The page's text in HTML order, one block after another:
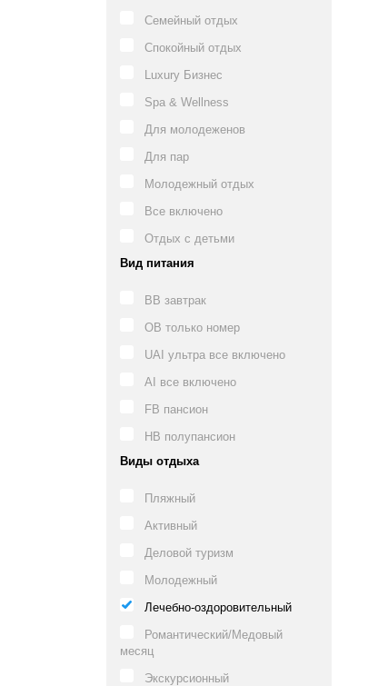
Семейный отдых
Спокойный отдых
Luxury Бизнес
Spa & Wellness
Для молодеженов
Для пар
Молодежный отдых
Все включено
Отдых с детьми
Вид питания
BB завтрак
OB только номер
UAI ультра все включено
AI все включено
FB пансион
HB полупансион
Виды отдыха
Пляжный
Активный
Деловой туризм
Молодежный
Лечебно-оздоровительный
Романтический/Медовый
месяц
Экскурсионный